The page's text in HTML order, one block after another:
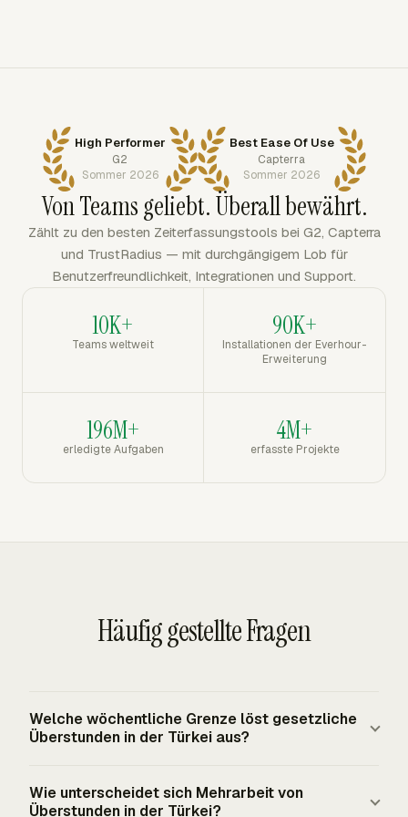
High Performer
G2
Sommer 2026
Best Ease Of Use
Capterra
Sommer 2026
Von Teams geliebt. Überall bewährt.
Zählt zu den besten Zeiterfassungstools bei G2, Capterra
und TrustRadius — mit durchgängigem Lob für
Benutzerfreundlichkeit, Integrationen und Support.
10K+
Teams weltweit
90K+
Installationen der Everhour-
Erweiterung
196M+
erledigte Aufgaben
4M+
erfasste Projekte
Häufig gestellte Fragen
Welche wöchentliche Grenze löst gesetzliche
Überstunden in der Türkei aus?
Stunden in einer Woche, außer wenn ein rechtmäßiger
Wie unterscheidet sich Mehrarbeit von
Überstunden in der Türkei?